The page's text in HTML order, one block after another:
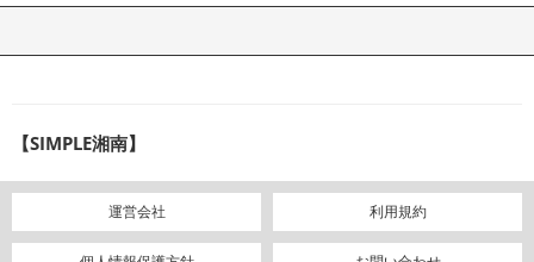
【SIMPLE湘南】
運営会社 利用規約